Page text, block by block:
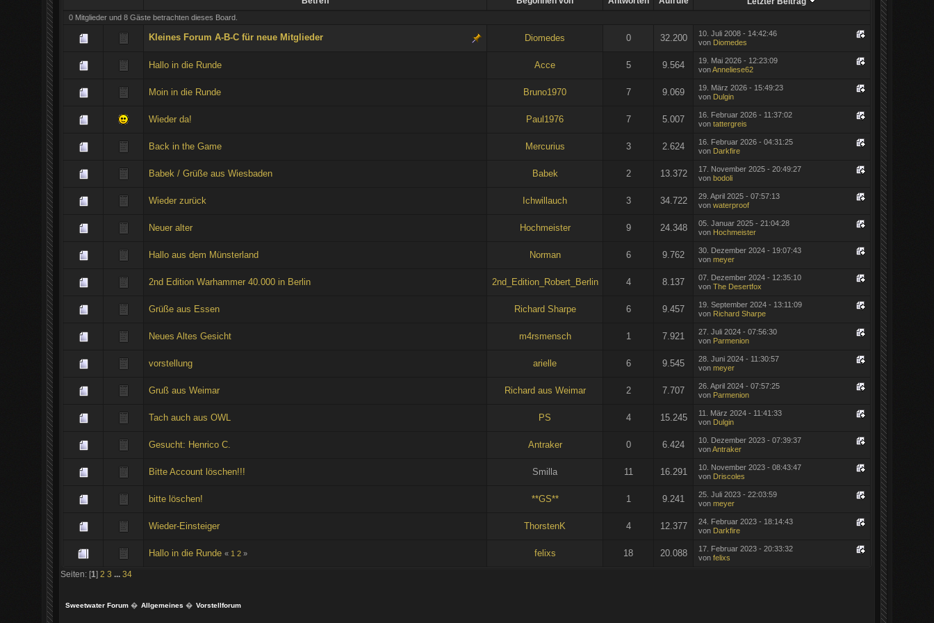
0 Mitglieder und 8 Gäste betrachten dieses Board.
Kleines Forum A-B-C für neue Mitglieder Diomedes 0 32.200
10. Juli 2008 - 14:42:46
von Diomedes
Hallo in die Runde Acce 5 9.564
19. Mai 2026 - 12:23:09
vonAnneliese62
Moin in die Runde Bruno1970 7 9.069
19. März 2026 - 15:49:23
von Dulgin
Wieder da! Paul1976 7 5.007
16. Februar 2026 - 11:37:02
von tattergreis
Back in the Game Mercurius 3 2.624
16. Februar 2026 - 04:31:25
von Darkfire
Babek / Grüße aus Wiesbaden Babek 2 13.372
17. November 2025 - 20:49:27
von bodoli
Wieder zurück Ichwillauch 3 34.722
29. April 2025 - 07:57:13
von waterproof
Neuer alter Hochmeister 9 24.348
05. Januar 2025 - 21:04:28
von Hochmeister
Hallo aus dem Münsterland Norman 6 9.762
30. Dezember 2024 - 19:07:43
von meyer
2nd Edition Warhammer 40.000 in Berlin 2nd_Edition_Robert_Berlin 4 8.137
07. Dezember 2024 - 12:35:10
von The Desertfox
Grüße aus Essen Richard Sharpe 6 9.457
19. September 2024 - 13:11:09
von Richard Sharpe
Neues Altes Gesicht m4rsmensch 1 7.921
27. Juli 2024 - 07:56:30
von Parmenion
vorstellung arielle 6 9.545
28. Juni 2024 - 11:30:57
von meyer
Gruß aus Weimar Richard aus Weimar 2 7.707
26. April 2024 - 07:57:25
von Parmenion
Tach auch aus OWL PS 4 15.245
11. März 2024 - 11:41:33
von Dulgin
Gesucht: Henrico C. Antraker 0 6.424
10. Dezember 2023 - 07:39:37
vonAntraker
Bitte Account löschen!!! Smilla 11 16.291
10. November 2023 - 08:43:47
von Driscoles
bitte löschen! **GS** 1 9.241
25. Juli 2023 - 22:03:59
von meyer
Wieder-Einsteiger ThorstenK 4 12.377
24. Februar 2023 - 18:14:43
von Darkfire
Hallo in die Runde « 1 2» felixs 18 20.088
17. Februar 2023 - 20:33:32
von felixs
Seiten: [1]2 3 ...34
Sweetwater Forum� Allgemeines � Vorstellforum